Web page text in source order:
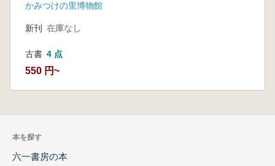
かみつけの里博物館
新刊 在庫なし
古書 4 点
550 円~
本を探す
六一書房の本